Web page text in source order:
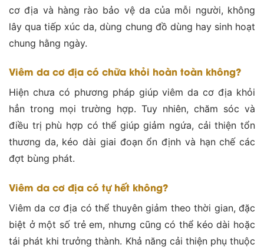
cơ địa và hàng rào bảo vệ da của mỗi người, không
lây qua tiếp xúc da, dùng chung đồ dùng hay sinh hoạt
chung hằng ngày.
Viêm da cơ địa có chữa khỏi hoàn toàn không?
Hiện chưa có phương pháp giúp viêm da cơ địa khỏi
hẳn trong mọi trường hợp. Tuy nhiên, chăm sóc và
điều trị phù hợp có thể giúp giảm ngứa, cải thiện tổn
thương da, kéo dài giai đoạn ổn định và hạn chế các
đợt bùng phát.
Viêm da cơ địa có tự hết không?
Viêm da cơ địa có thể thuyên giảm theo thời gian, đặc
biệt ở một số trẻ em, nhưng cũng có thể kéo dài hoặc
tái phát khi trưởng thành. Khả năng cải thiện phụ thuộc